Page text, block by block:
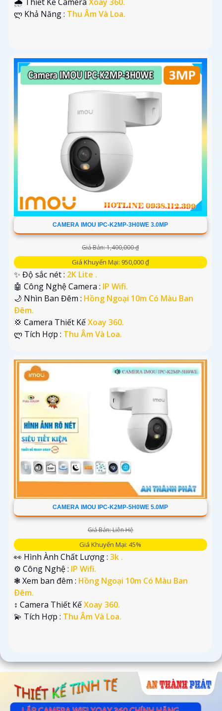
️ლ Khả Năng : Thu Âm Và Loa.
CAMERA IMOU IPC-K2MP-3H0WE 3.0MP
Giá Bán: 1,400,000 ₫
Giá Khuyến Mại: 950,000 ₫
✨ Độ sắc nét : 2K Lite .
🤖️ Công Nghệ Camera : IP Wifi.
🌙 Nhìn Ban Đêm : Hồng Ngoại 10m Có Màu Ban
Ðêm.
💢 Camera Thiết KếXoay 360.
️ლ Tích Hợp : Thu Âm Và Loa.
CAMERA IMOU IPC-K2MP-5H0WE 5.0MP
Giá Bán: Liên Hệ
Giá Khuyến Mại: 45%
👀 Hình Ành Chất Lượng : 3k .
⚙ Công Nghệ : IP Wifi.
❃ Xem ban đêm : Hồng Ngoại 10m Có Màu Ban
Ðêm.
↕️ Camera Thiết KếXoay 360.
️💫 Tích Hợp : Thu Âm Và Loa.